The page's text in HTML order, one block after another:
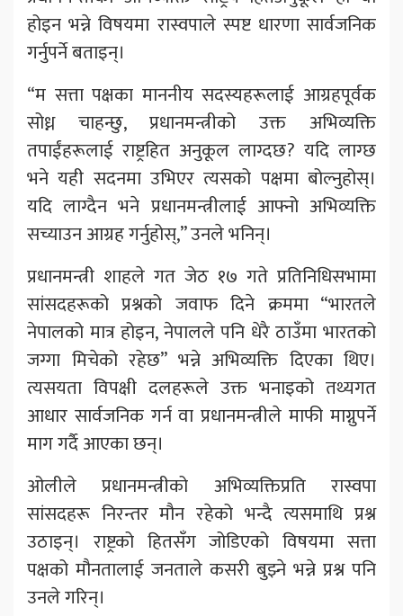
होइन भन्ने विषयमा रास्वपाले स्पष्ट धारणा सार्वजनिक
गर्नुपर्ने बताइन्।
“म सत्ता पक्षका माननीय सदस्यहरूलाई आग्रहपूर्वक
सोध्न चाहन्छु, प्रधानमन्त्रीको उक्त अभिव्यक्ति
तपाईंहरूलाई राष्ट्रहित अनुकूल लाग्दछ? यदि लाग्छ
भने यही सदनमा उभिएर त्यसको पक्षमा बोल्नुहोस्।
यदि लाग्दैन भने प्रधानमन्त्रीलाई आफ्नो अभिव्यक्ति
सच्याउन आग्रह गर्नुहोस्,” उनले भनिन्।
प्रधानमन्त्री शाहले गत जेठ १७ गते प्रतिनिधिसभामा
सांसदहरूको प्रश्नको जवाफ दिने क्रममा “भारतले
नेपालको मात्र होइन, नेपालले पनि धेरै ठाउँमा भारतको
जग्गा मिचेको रहेछ” भन्ने अभिव्यक्ति दिएका थिए।
त्यसयता विपक्षी दलहरूले उक्त भनाइको तथ्यगत
आधार सार्वजनिक गर्न वा प्रधानमन्त्रीले माफी माग्नुपर्ने
माग गर्दै आएका छन्।
ओलीले प्रधानमन्त्रीको अभिव्यक्तिप्रति रास्वपा
सांसदहरू निरन्तर मौन रहेको भन्दै त्यसमाथि प्रश्न
उठाइन्। राष्ट्रको हितसँग जोडिएको विषयमा सत्ता
पक्षको मौनतालाई जनताले कसरी बुझ्ने भन्ने प्रश्न पनि
उनले गरिन्।